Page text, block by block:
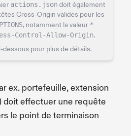
actions.json doit également
Cross-Origin valides pour les
, notamment la valeur *
Control-Allow-Origin.
dessous pour plus de détails.
ex. portefeuille, extension
doit effectuer une requête
le point de terminaison